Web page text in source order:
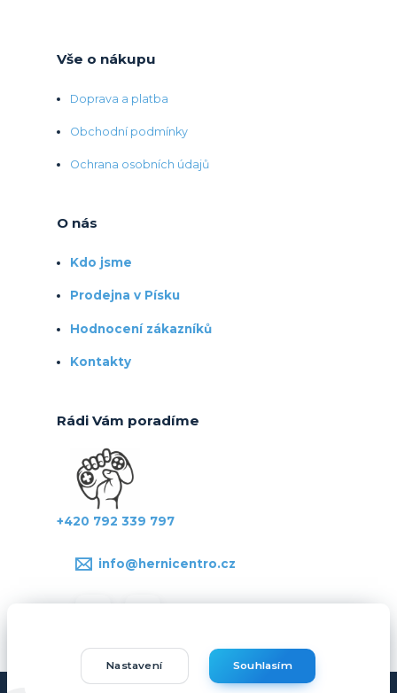
Vše o nákupu
Doprava a platba
Obchodní podmínky
Ochrana osobních údajů
O nás
Kdo jsme
Prodejna v Písku
Hodnocení zákazníků
Kontakty
Rádi Vám poradíme
+420 792 339 797
info@hernicentro.cz
Nastavení Souhlasím